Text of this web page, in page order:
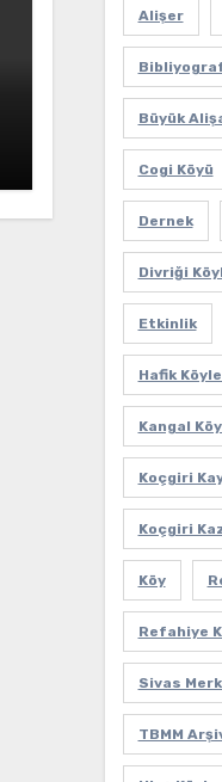
Alişer
Büyük
Cogi Köyü
Dernek
Divriği
Etkinlik
Hafik
Kangal
Koçgiri
Koçgiri
Köy
Refahiye
Sivas
TBMM